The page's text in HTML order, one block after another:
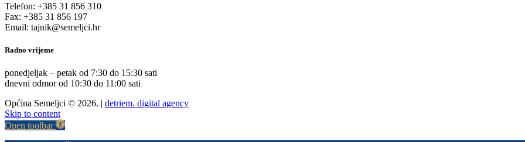
Telefon: +385 31 856 310
Fax: +385 31 856 197
Email: tajnik@semeljci.hr
Radno vrijeme
ponedjeljak – petak od 7:30 do 15:30 sati
dnevni odmor od 10:30 do 11:00 sati
Općina Semeljci © 2026. | detriem. digital agency
Skip to content
Open toolbar